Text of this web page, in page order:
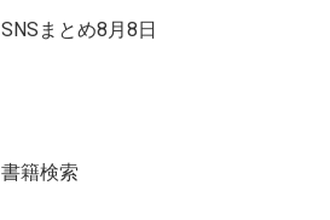
SNSまとめ8月8日
書籍検索